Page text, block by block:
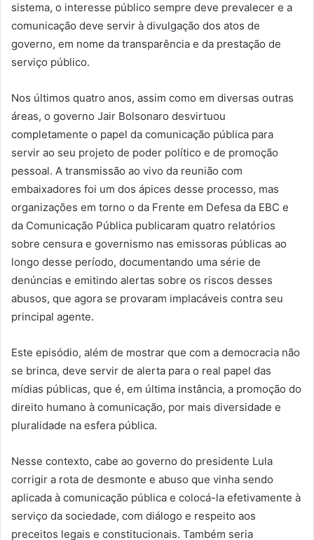
sistema, o interesse público sempre deve prevalecer e a
comunicação deve servir à divulgação dos atos de
governo, em nome da transparência e da prestação de
serviço público.
Nos últimos quatro anos, assim como em diversas outras
áreas, o governo Jair Bolsonaro desvirtuou
completamente o papel da comunicação pública para
servir ao seu projeto de poder político e de promoção
pessoal. A transmissão ao vivo da reunião com
embaixadores foi um dos ápices desse processo, mas
organizações em torno o da Frente em Defesa da EBC e
da Comunicação Pública publicaram quatro relatórios
sobre censura e governismo nas emissoras públicas ao
longo desse período, documentando uma série de
denúncias e emitindo alertas sobre os riscos desses
abusos, que agora se provaram implacáveis contra seu
principal agente.
Este episódio, além de mostrar que com a democracia não
se brinca, deve servir de alerta para o real papel das
mídias públicas, que é, em última instância, a promoção do
direito humano à comunicação, por mais diversidade e
pluralidade na esfera pública.
Nesse contexto, cabe ao governo do presidente Lula
corrigir a rota de desmonte e abuso que vinha sendo
aplicada à comunicação pública e colocá-la efetivamente à
serviço da sociedade, com diálogo e respeito aos
preceitos legais e constitucionais. Também seria